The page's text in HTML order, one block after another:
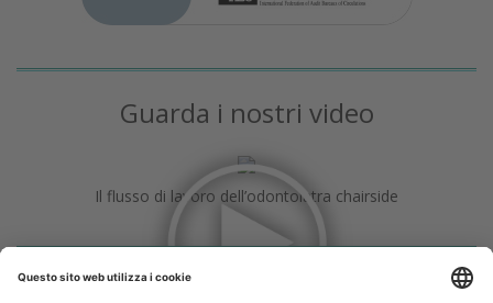
Guarda i nostri video
Il flusso di lavoro dell’odontoiatra chairside
Odontoiatria33